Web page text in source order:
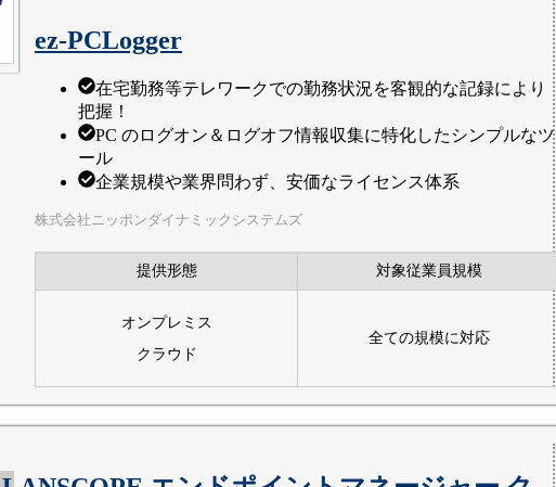
ez-PCLogger
在宅勤務等テレワークでの勤務状況を客観的な記録により
把握！
PC のログオン＆ログオフ情報収集に特化したシンプルなツ
ール
企業規模や業界問わず、安価なライセンス体系
株式会社ニッポンダイナミックシステムズ
提供形態 対象従業員規模
オンプレミス
クラウド
全ての規模に対応